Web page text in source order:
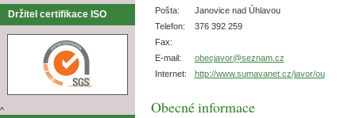
Držitel certifikace ISO
^
Pošta:
Janovice nad Úhlavou
Telefon:
376 392 259
Fax:
E-mail:
obecjavor@seznam.cz
Internet:
http://www.sumavanet.cz/javor/ou
Obecné informace